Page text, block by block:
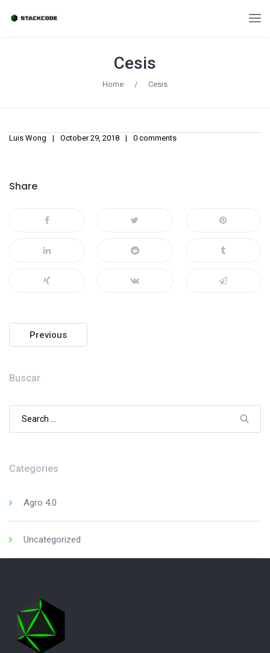
Cesis
Home / Cesis
Luis Wong October 29, 2018 0 comments
Share
Post
Previous
Buscar
Categories
Agro 4.0
Uncategorized